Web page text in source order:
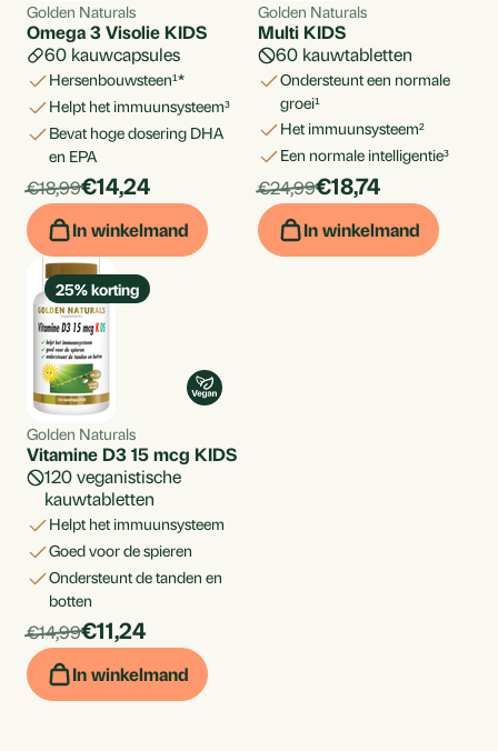
Golden Naturals
Omega 3 Visolie KIDS
60 kauwcapsules
hersenbouwsteen¹*
helpt het immuunsysteem³
bevat hoge dosering DHA
en EPA
Per
stuk
products.price_default:
€18,99products.price_discounted:
€14,24
In winkelmand
Golden Naturals
Multi KIDS
60 kauwtabletten
ondersteunt een normale
groei¹
het immuunsysteem²
een normale intelligentie³
Per
stuk
products.price_default:
€24,99€18,74
In winkelmand
25% korting
Golden Naturals
Vitamine D3 15 mcg KIDS
120 veganistische
kauwtabletten
helpt het immuunsysteem
goed voor de spieren
ondersteunt de tanden en
botten
Per
stuk
products.price_default:
€14,99products.price_discounted:
€11,24
In winkelmand